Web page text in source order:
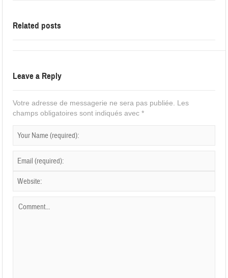
Related posts
Leave a Reply
Votre adresse de messagerie ne sera pas publiée.
Les
champs obligatoires sont indiqués avec*